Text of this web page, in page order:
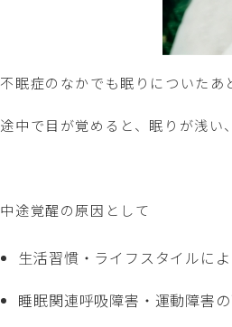
不眠症のなかでも眠りについた
途中で目が覚めると、眠りが浅い
中途覚醒の原因として
生活習慣・ライフスタイルに
睡眠関連呼吸障害・運動障害